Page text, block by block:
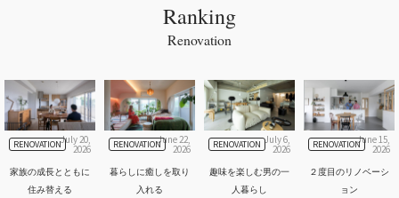
Ranking
Renovation
RENOVATIONJuly 20,
2026
家族の成長とともに
住み替える
RENOVATIONJune 22,
2026
暮らしに癒しを取り
入れる
RENOVATION July 6,
2026
趣味を楽しむ男の一
人暮らし
RENOVATIONJune 15,
2026
２度目のリノベーシ
ョン